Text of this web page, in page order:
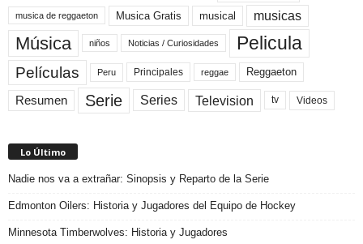
musica de reggaeton Musica Gratis musical musicas
Música niños Noticias / Curiosidades Pelicula
Películas Peru Principales reggae Reggaeton
Resumen Serie Series Television tv Videos
Lo Último
Nadie nos va a extrañar: Sinopsis y Reparto de la Serie
Edmonton Oilers: Historia y Jugadores del Equipo de Hockey
Minnesota Timberwolves: Historia y Jugadores